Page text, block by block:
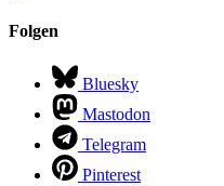
Folgen
Bluesky
Mastodon
Telegram
Pinterest